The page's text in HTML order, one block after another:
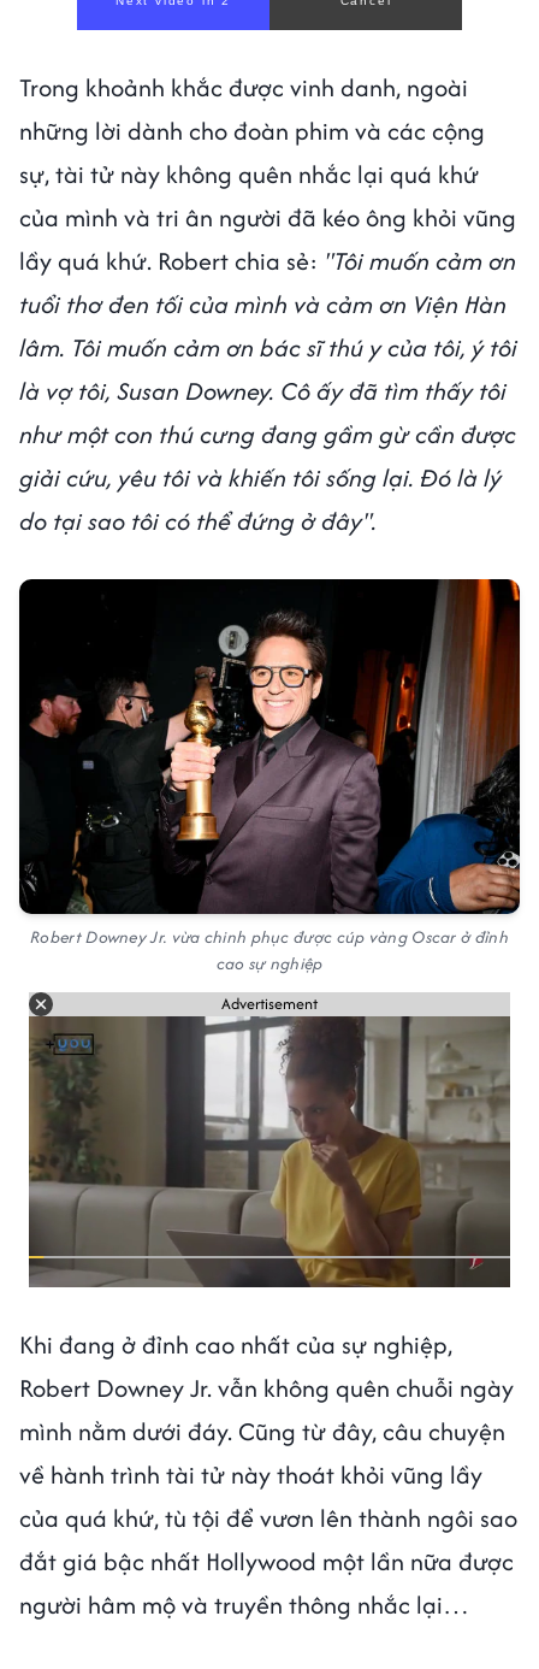
00:00/ 00:56
Trong khoảnh khắc được vinh danh, ngoài
những lời dành cho đoàn phim và các cộng
sự, tài tử này không quên nhắc lại quá khứ
của mình và tri ân người đã kéo ông khỏi vũng
lầy quá khứ. Robert chia sẻ: "Tôi muốn cảm ơn
tuổi thơ đen tối của mình và cảm ơn Viện Hàn
lâm. Tôi muốn cảm ơn bác sĩ thú y của tôi, ý tôi
là vợ tôi, Susan Downey. Cô ấy đã tìm thấy tôi
như một con thú cưng đang gầm gừ cần được
giải cứu, yêu tôi và khiến tôi sống lại. Đó là lý
do tại sao tôi có thể đứng ở đây".
Robert Downey Jr. vừa chinh phục được cúp vàng Oscar ở đỉnh
cao sự nghiệp
Advertisement
Khi đang ở đỉnh cao nhất của sự nghiệp,
Robert Downey Jr. vẫn không quên chuỗi ngày
mình nằm dưới đáy. Cũng từ đây, câu chuyện
về hành trình tài tử này thoát khỏi vũng lầy
của quá khứ, tù tội để vươn lên thành ngôi sao
đắt giá bậc nhất Hollywood một lần nữa được
người hâm mộ và truyền thông nhắc lại…